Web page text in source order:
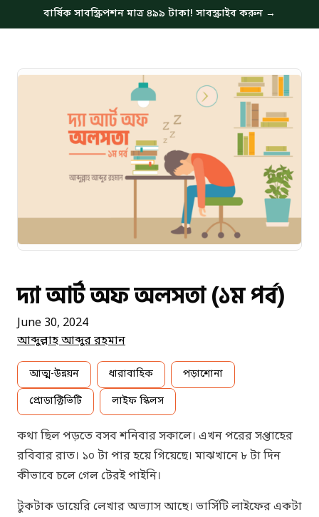
বার্ষিক সাবস্ক্রিপশন মাত্র ৪৯৯ টাকা! সাবস্ক্রাইব করুন →
দ্যা আর্ট অফ অলসতা (১ম পর্ব)
June 30, 2024
আব্দুল্লাহ আব্দুর রহমান
আত্ম-উন্নয়ন ধারাবাহিক
পড়াশোনা
প্রোডাক্টিভিটি
লাইফ স্কিলস
কথা ছিল পড়তে বসব শনিবার সকালে। এখন পরের সপ্তাহের
রবিবার রাত। ১০ টা পার হয়ে গিয়েছে। মাঝখানে ৮ টা দিন
কীভাবে চলে গেল টেরই পাইনি।
টুকটাক ডায়েরি লেখার অভ্যাস আছে। ভার্সিটি লাইফের একটা